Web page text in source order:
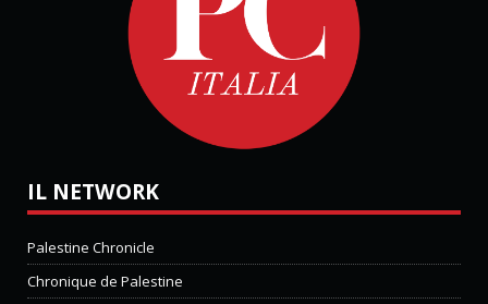
IL NETWORK
Palestine Chronicle
Chronique de Palestine